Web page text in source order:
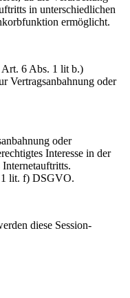
in unterschiedlichen
ermöglicht.
Art. 6 Abs. 1 lit b.)
Vertragsanbahnung oder
oder
Interesse in der
1 lit. f) DSGVO.
diese Session-